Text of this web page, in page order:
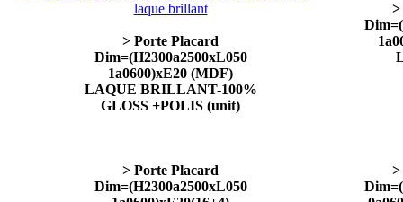
> Porte Placard
Dim=(H2300a2500xL050
1a0600)xE20 (MDF)
LAQUE BRILLANT-100%
GLOSS +POLIS (unit)
>
> Porte Placard
Dim=(H2300a2500xL050
>